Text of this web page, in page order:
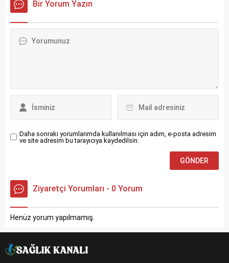
Ergenlik döneminde cinsel
beynin önemli fiziksel
nötronların parçalanmasıyla
Bir Yorum Yazın
Daha sonraki yorumlarımda kullanılması için adım, e-posta adresim
ve site adresim bu tarayıcıya kaydedilsin.
Ziyaretçi Yorumları - 0 Yorum
Henüz yorum yapılmamış.